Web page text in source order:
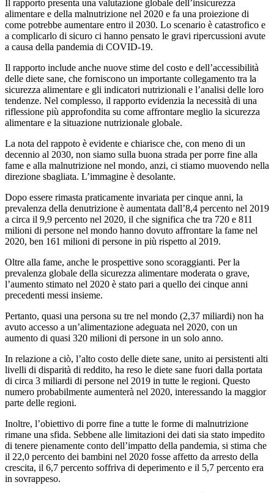
Il rapporto presenta una valutazione globale dell’insicurezza
alimentare e della malnutrizione nel 2020 e fa una proiezione di
come potrebbe aumentare entro il 2030. Lo scenario è catastrofico e
a complicarlo di sicuro ci hanno pensato le gravi ripercussioni avute
a causa della pandemia di COVID-19.
Il rapporto include anche nuove stime del costo e dell’accessibilità
delle diete sane, che forniscono un importante collegamento tra la
sicurezza alimentare e gli indicatori nutrizionali e l’analisi delle loro
tendenze. Nel complesso, il rapporto evidenzia la necessità di una
riflessione più approfondita su come affrontare meglio la sicurezza
alimentare e la situazione nutrizionale globale.
La nota del rappoto è evidente e chiarisce che, con meno di un
decennio al 2030, non siamo sulla buona strada per porre fine alla
fame e alla malnutrizione nel mondo, anzi, ci stiamo muovendo nella
direzione sbagliata. L’immagine è desolante.
Dopo essere rimasta praticamente invariata per cinque anni, la
prevalenza della denutrizione è aumentata dall’8,4 percento nel 2019
a circa il 9,9 percento nel 2020, il che significa che tra 720 e 811
milioni di persone nel mondo hanno dovuto affrontare la fame nel
2020, ben 161 milioni di persone in più rispetto al 2019.
Oltre alla fame, anche le prospettive sono scoraggianti. Per la
prevalenza globale della sicurezza alimentare moderata o grave,
l’aumento stimato nel 2020 è stato pari a quello dei cinque anni
precedenti messi insieme.
Pertanto, quasi una persona su tre nel mondo (2,37 miliardi) non ha
avuto accesso a un’alimentazione adeguata nel 2020, con un
aumento di quasi 320 milioni di persone in un solo anno.
In relazione a ciò, l’alto costo delle diete sane, unito ai persistenti alti
livelli di disparità di reddito, ha reso le diete sane fuori dalla portata
di circa 3 miliardi di persone nel 2019 in tutte le regioni. Questo
numero probabilmente aumenterà nel 2020, interessando la maggior
parte delle regioni.
Inoltre, l’obiettivo di porre fine a tutte le forme di malnutrizione
rimane una sfida. Sebbene alle limitazioni dei dati sia stato impedito
di tenere pienamente conto dell’impatto della pandemia, si stima che
il 22,0 percento dei bambini nel 2020 fosse affetto da arresto della
crescita, il 6,7 percento soffriva di deperimento e il 5,7 percento era
in sovrappeso.